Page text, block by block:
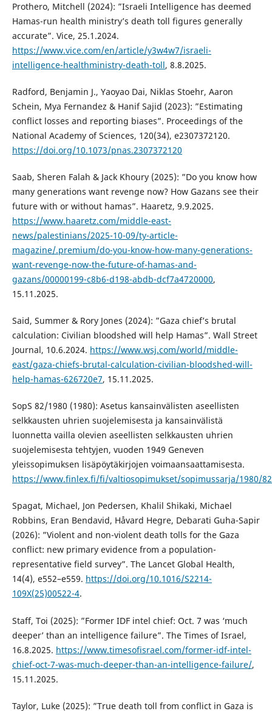
Prothero, Mitchell (2024): ”Israeli Intelligence has deemed
Hamas-run health ministry’s death toll figures generally
accurate”. Vice, 25.1.2024.
https://www.vice.com/en/article/y3w4w7/israeli-
intelligence-healthministry-death-toll, 8.8.2025.
Radford, Benjamin J., Yaoyao Dai, Niklas Stoehr, Aaron
Schein, Mya Fernandez & Hanif Sajid (2023): ”Estimating
conflict losses and reporting biases”. Proceedings of the
National Academy of Sciences, 120(34), e2307372120.
https://doi.org/10.1073/pnas.2307372120
Saab, Sheren Falah & Jack Khoury (2025): ”Do you know how
many generations want revenge now? How Gazans see their
future with or without hamas”. Haaretz, 9.9.2025.
https://www.haaretz.com/middle-east-
news/palestinians/2025-10-09/ty-article-
magazine/.premium/do-you-know-how-many-generations-
want-revenge-now-the-future-of-hamas-and-
gazans/00000199-c8b6-d198-abdb-dcf7a4720000,
15.11.2025.
Said, Summer & Rory Jones (2024): ”Gaza chief’s brutal
calculation: Civilian bloodshed will help Hamas”. Wall Street
Journal, 10.6.2024. https://www.wsj.com/world/middle-
east/gaza-chiefs-brutal-calculation-civilian-bloodshed-will-
help-hamas-626720e7, 15.11.2025.
SopS 82/1980 (1980): Asetus kansainvälisten aseellisten
selkkausten uhrien suojelemisesta ja kansainvälistä
luonnetta vailla olevien aseellisten selkkausten uhrien
suojelemisesta tehtyjen, vuoden 1949 Geneven
yleissopimuksen lisäpöytäkirjojen voimaansaattamisesta.
https://www.finlex.fi/fi/valtiosopimukset/sopimussarja/1980/82
Spagat, Michael, Jon Pedersen, Khalil Shikaki, Michael
Robbins, Eran Bendavid, Håvard Hegre, Debarati Guha-Sapir
(2026): ”Violent and non-violent death tolls for the Gaza
conflict: new primary evidence from a population-
representative field survey”. The Lancet Global Health,
14(4), e552–e559. https://doi.org/10.1016/S2214-
109X(25)00522-4.
Staff, Toi (2025): ”Former IDF intel chief: Oct. 7 was ‘much
deeper’ than an intelligence failure”. The Times of Israel,
16.8.2025. https://www.timesofisrael.com/former-idf-intel-
chief-oct-7-was-much-deeper-than-an-intelligence-failure/,
15.11.2025.
Taylor, Luke (2025): ”True death toll from conflict in Gaza is